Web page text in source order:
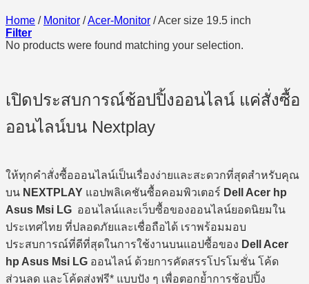
Home / Monitor /Acer-Monitor /Acer size 19.5 inch
Filter
No products were found matching your selection.
เปิดประสบการณ์ช้อปปิ้งออนไลน์ แค่สั่งซื้อ
ออนไลน์บน Nextplay
ให้ทุกคำสั่งซื้อออนไลน์เป็นเรื่องง่ายและสะดวกที่สุดสำหรับคุณ
บน NEXTPLAY แอปพลิเคชันซื้อคอมพิวเตอร์ Dell Acer hp
Asus Msi LG ออนไลน์และเว็บซื้อของออนไลน์ยอดนิยมใน
ประเทศไทย ที่ปลอดภัยและเชื่อถือได้ เราพร้อมมอบ
ประสบการณ์ที่ดีที่สุดในการใช้งานบนแอปซื้อของ Dell Acer
hp Asus Msi LG ออนไลน์ ด้วยการคัดสรรโปรโมชั่น โค้ด
ส่วนลด และโค้ดส่งฟรี* แบบปัง ๆ เพื่อตอกย้ำการช้อปปิ้ง